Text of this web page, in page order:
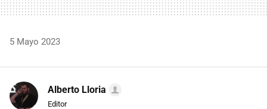
5 Mayo 2023
Alberto Lloria
Editor